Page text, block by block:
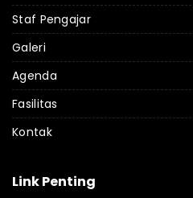
Staf Pengajar
Galeri
Agenda
Fasilitas
Kontak
Link Penting